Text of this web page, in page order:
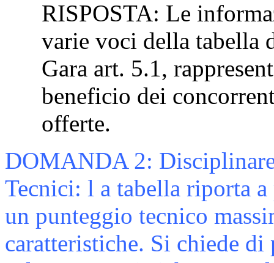
RISPOSTA: Le
varie voci della tabella
Gara art. 5.1,
beneficio dei
offerte.
DOMANDA 2:
Tecnici: l a tabella riporta
un punteggio tecnico
caratteristiche. Si chiede di